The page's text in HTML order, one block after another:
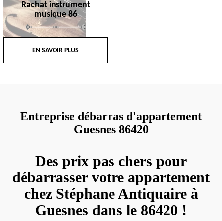
Rachat instrument
musique 86
EN SAVOIR PLUS
Entreprise débarras d'appartement
Guesnes 86420
Des prix pas chers pour
débarrasser votre appartement
chez Stéphane Antiquaire à
Guesnes dans le 86420 !